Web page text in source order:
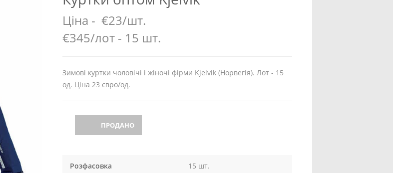
Ціна - €23/шт.
€345/лот - 15 шт.
Зимові куртки чоловічі і жіночі фірми Kjelvik (Норвегія). Лот - 15
од. Ціна 23 євро/од.
ПРОДАНО
Розфасовка 15 шт.